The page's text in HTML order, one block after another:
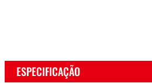
ESPECIFICAÇÃO